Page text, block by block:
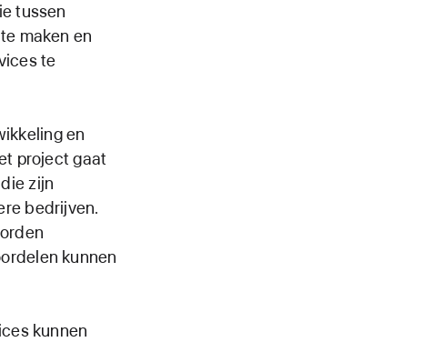
tussen
maken en
te
en
project gaat
zijn
bedrijven.
kunnen
kunnen